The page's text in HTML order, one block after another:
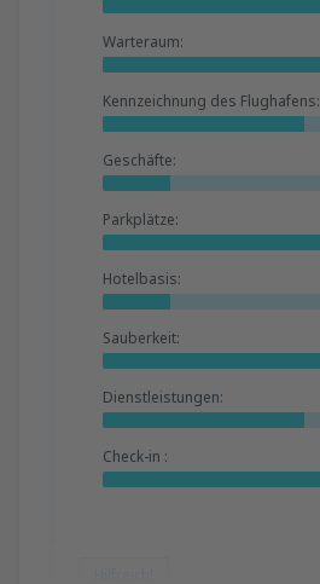
Warteraum:
Kennzeichnung des Flughafens:
Geschäfte:
Parkplätze:
Hotelbasis:
Sauberkeit:
Dienstleistungen:
Check-in :